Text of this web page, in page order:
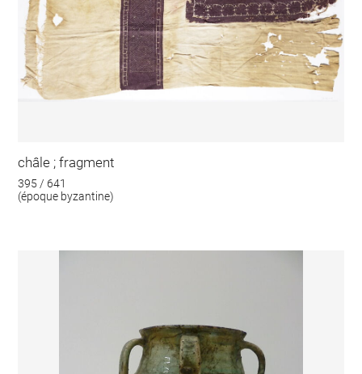
châle ; fragment
395 / 641
(époque byzantine)